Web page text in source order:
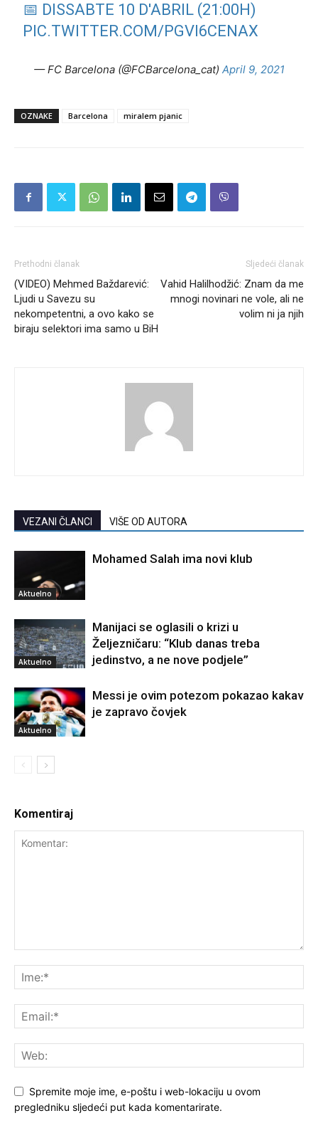
📅 DISSABTE 10 D'ABRIL (21:00H)
PIC.TWITTER.COM/PGVI6CENAX
— FC Barcelona (@FCBarcelona_cat) April 9, 2021
OZNAKE Barcelona miralem pjanic
Prethodni članak
(VIDEO) Mehmed Baždarević:
Ljudi u Savezu su
nekompetentni, a ovo kako se
biraju selektori ima samo u BiH
Sljedeći članak
Vahid Halilhodžić: Znam da me
mnogi novinari ne vole, ali ne
volim ni ja njih
VEZANI ČLANCI VIŠE OD AUTORA
Aktuelno
Mohamed Salah ima novi klub
Aktuelno
Manijaci se oglasili o krizi u
Željezničaru: “Klub danas treba
jedinstvo, a ne nove podjele”
Aktuelno
Messi je ovim potezom pokazao kakav
je zapravo čovjek
Komentiraj
Spremite moje ime, e-poštu i web-lokaciju u ovom
pregledniku sljedeći put kada komentarirate.